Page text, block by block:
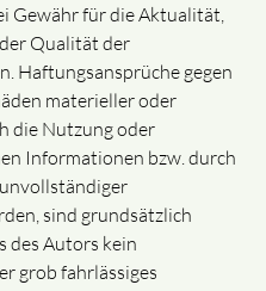
Gewähr für die Aktualität,
Qualität der
Haftungsansprüche gegen
materieller oder
die Nutzung oder
Informationen bzw. durch
sind grundsätzlich
des Autors kein
grob fahrlässiges